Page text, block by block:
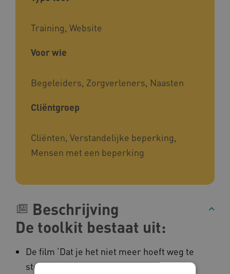
Training, Website
Voor wie
Begeleiders, Zorgverleners, Naasten
Cliëntgroep
Cliënten, Verstandelijke beperking,
Mensen met een beperking
Beschrijving
De toolkit bestaat uit:
De film ‘Dat je het niet meer hoeft weg te
stoppen’.